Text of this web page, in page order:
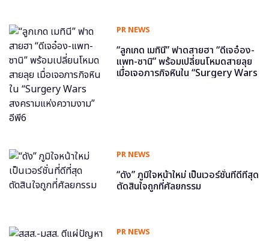
PR NEWS
“ลูกเกด เมทินี” ฟาดสายฮา “ดีเจอ๋อง-
แพท-ซานิ” พร้อมเปลี่ยนโหมดสายลุย
เมื่อเจอภารกิจหินใน “Surgery Wars
PR NEWS
“ดัง” ภูมิใจหน้าใหม่ เป็นเวอร์ชั่นที่ดีที่สุด
ตัดสินใจถูกที่ศัลยกรรม
PR NEWS